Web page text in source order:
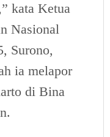
kata Ketua
Nasional
Surono,
ia melapor
di Bina